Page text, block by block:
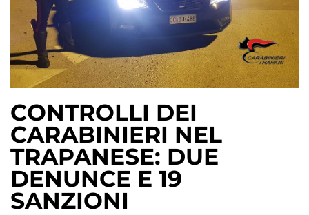
CONTROLLI DEI
CARABINIERI NEL
TRAPANESE: DUE
DENUNCE E 19
SANZIONI